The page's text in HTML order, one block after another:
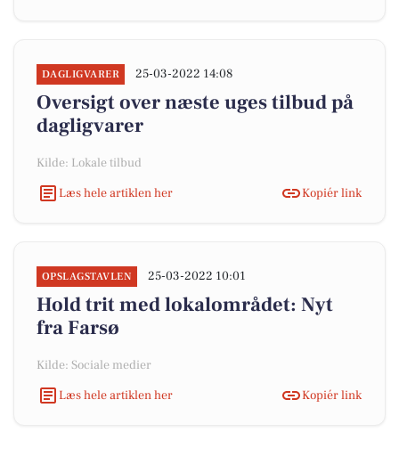
DAGLIGVARER 25-03-2022 14:08
Oversigt over næste uges tilbud på
dagligvarer
Kilde: Lokale tilbud
Læs hele artiklen her
Kopiér link
OPSLAGSTAVLEN 25-03-2022 10:01
Hold trit med lokalområdet: Nyt
fra Farsø
Kilde: Sociale medier
Læs hele artiklen her
Kopiér link